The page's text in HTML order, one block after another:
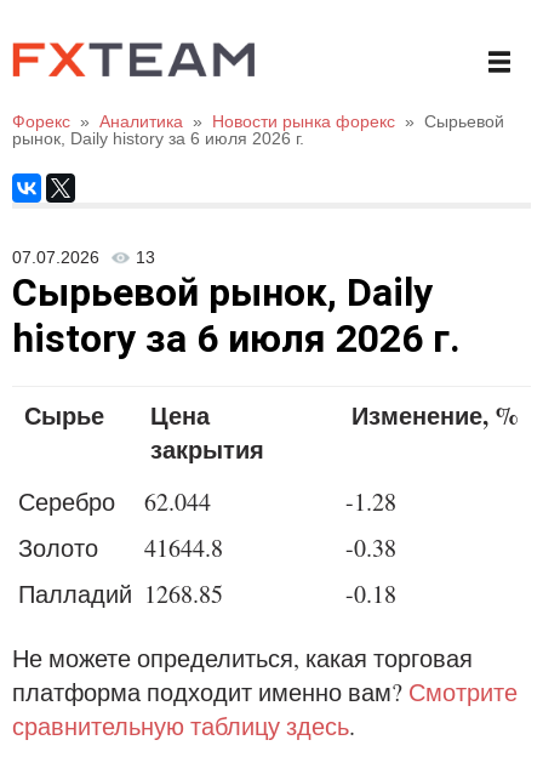
Форекс » Аналитика » Новости рынка форекс » Сырьевой
рынок, Daily history за 6 июля 2026 г.
07.07.2026 13
Сырьевой рынок, Daily
history за 6 июля 2026 г.
Сырье
Цена
закрытия
Изменение, %
Серебро 62.044
-1.28
Золото
41644.8
-0.38
Палладий 1268.85
-0.18
Не можете определиться, какая торговая
платформа подходит именно вам? Смотрите
сравнительную таблицу здесь.